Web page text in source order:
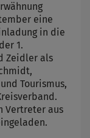
eine
in die
1.
Zeidler als
Tourismus,
Vertreter aus